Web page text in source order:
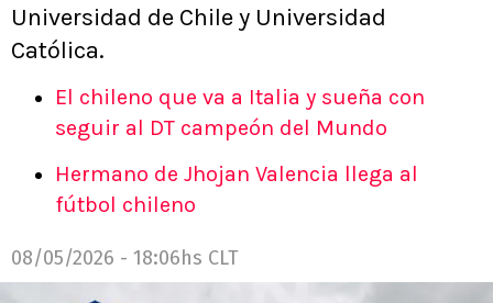
Universidad de Chile y Universidad
Católica.
El chileno que va a Italia y sueña con
seguir al DT campeón del Mundo
Hermano de Jhojan Valencia llega al
fútbol chileno
08/05/2026 - 18:06hs CLT